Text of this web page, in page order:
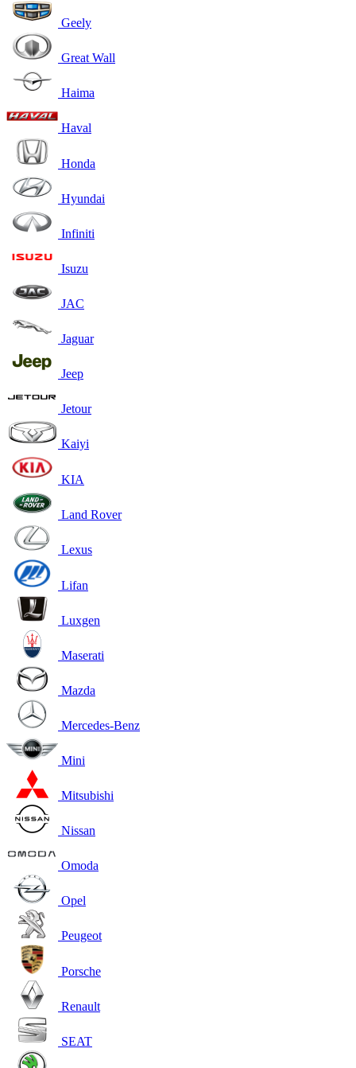
Geely
Great Wall
Haima
Haval
Honda
Hyundai
Infiniti
Isuzu
JAC
Jaguar
Jeep
Jetour
Kaiyi
KIA
Land Rover
Lexus
Lifan
Luxgen
Maserati
Mazda
Mercedes-Benz
Mini
Mitsubishi
Nissan
Omoda
Opel
Peugeot
Porsche
Renault
SEAT